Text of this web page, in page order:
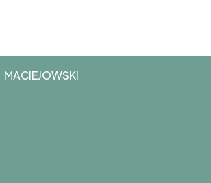
MACIEJOWSKI